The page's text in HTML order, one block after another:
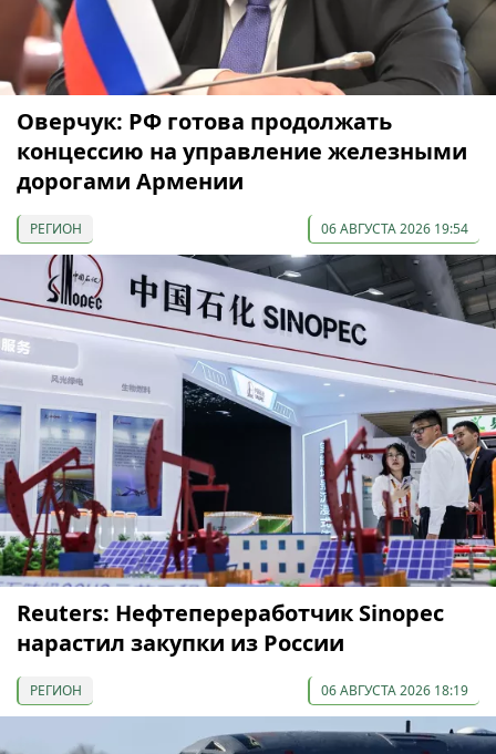
Оверчук: РФ готова продолжать
концессию на управление железными
дорогами Армении
РЕГИОН 06 АВГУСТА 2026 19:54
Reuters: Нефтепереработчик Sinopec
нарастил закупки из России
РЕГИОН 06 АВГУСТА 2026 18:19